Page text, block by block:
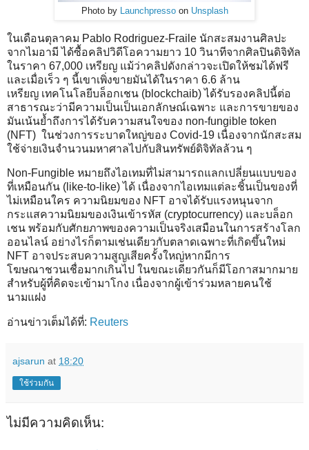
Photo by Launchpressoon Unsplash
ในเดือนตุลาคม Pablo Rodriguez-Fraile นักสะสมงานศิลปะ
จากไมอามี ได้ซื้อคลิปวิดีโอความยาว 10 วินาทีจากศิลปินดิจิทัล
ในราคา 67,000 เหรียญ แม้ว่าคลิปดังกล่าวจะเปิดให้ชมได้ฟรี
และเมื่อเร็ว ๆ นี้เขาเพิ่งขายมันได้ในราคา 6.6 ล้าน
เหรียญ เทคโนโลยีบล็อกเชน (blockchaib) ได้รับรองคลิปนี้ต่อ
สาธารณะว่ามีความเป็นเป็นเอกลักษณ์เฉพาะ และการขายของ
มันเน้นย้ำถึงการได้รับความสนใจของ non-fungible token
(NFT) ในช่วงการระบาดใหญ่ของ Covid-19 เนื่องจากนักสะสม
ใช้จ่ายเงินจำนวนมหาศาลไปกับสินทรัพย์ดิจิทัลล้วน ๆ
Non-Fungible หมายถึงไอเทมที่ไม่สามารถแลกเปลี่ยนแบบของ
ที่เหมือนกัน (like-to-like) ได้ เนื่องจากไอเทมแต่ละชิ้นเป็นของที่
ไม่เหมือนใคร ความนิยมของ NFT อาจได้รับแรงหนุนจาก
กระแสความนิยมของเงินเข้ารหัส (cryptocurrency) และบล็อก
เชน พร้อมกับศักยภาพของความเป็นจริงเสมือนในการสร้างโลก
ออนไลน์ อย่างไรก็ตามเช่นเดียวกับตลาดเฉพาะที่เกิดขึ้นใหม่
NFT อาจประสบความสูญเสียครั้งใหญ่หากมีการ
โฆษณาชวนเชื่อมากเกินไป ในขณะเดียวกันก็มีโอกาสมากมาย
สำหรับผู้ที่คิดจะเข้ามาโกง เนื่องจากผู้เข้าร่วมหลายคนใช้
นามแฝง
อ่านข่าวเต็มได้ที่: Reuters
ajsarun at 18:20
ใช้ร่วมกัน
ไม่มีความคิดเห็น: